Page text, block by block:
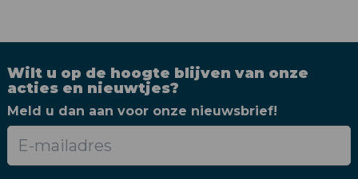
Wilt u op de hoogte blijven van onze
acties en nieuwtjes?
Meld u dan aan voor onze nieuwsbrief!